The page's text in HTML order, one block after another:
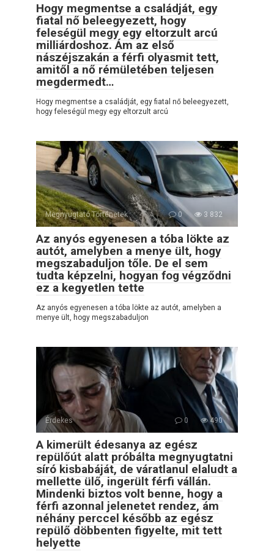
Hogy megmentse a családját, egy
fiatal nő beleegyezett, hogy
feleségül megy egy eltorzult arcú
milliárdoshoz. Ám az első
nászéjszakán a férfi olyasmit tett,
amitől a nő rémületében teljesen
megdermedt…
Hogy megmentse a családját, egy fiatal nő beleegyezett,
hogy feleségül megy egy eltorzult arcú
Megnyugtató Történetek 0 3 832
Az anyós egyenesen a tóba lökte az
autót, amelyben a menye ült, hogy
megszabaduljon tőle. De el sem
tudta képzelni, hogyan fog végződni
ez a kegyetlen tette
Az anyós egyenesen a tóba lökte az autót, amelyben a
menye ült, hogy megszabaduljon
Érdekes 0 490
A kimerült édesanya az egész
repülőút alatt próbálta megnyugtatni
síró kisbabáját, de váratlanul elaludt a
mellette ülő, ingerült férfi vállán.
Mindenki biztos volt benne, hogy a
férfi azonnal jelenetet rendez, ám
néhány perccel később az egész
repülő döbbenten figyelte, mit tett
helyette